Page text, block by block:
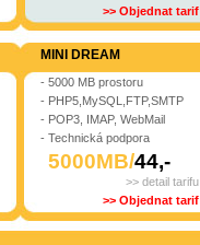
>> Objednat tarif
MINI DREAM
- 5000 MB prostoru
- PHP5,MySQL,FTP,SMTP
- POP3, IMAP, WebMail
- Technická podpora
5000MB/44,-
>> detail tarifu
>> Objednat tarif